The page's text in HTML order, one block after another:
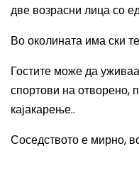
две возрасни лица со
Во околината има ски
Гостите може да
спортови на
кајакарење..
Соседството е мирно,